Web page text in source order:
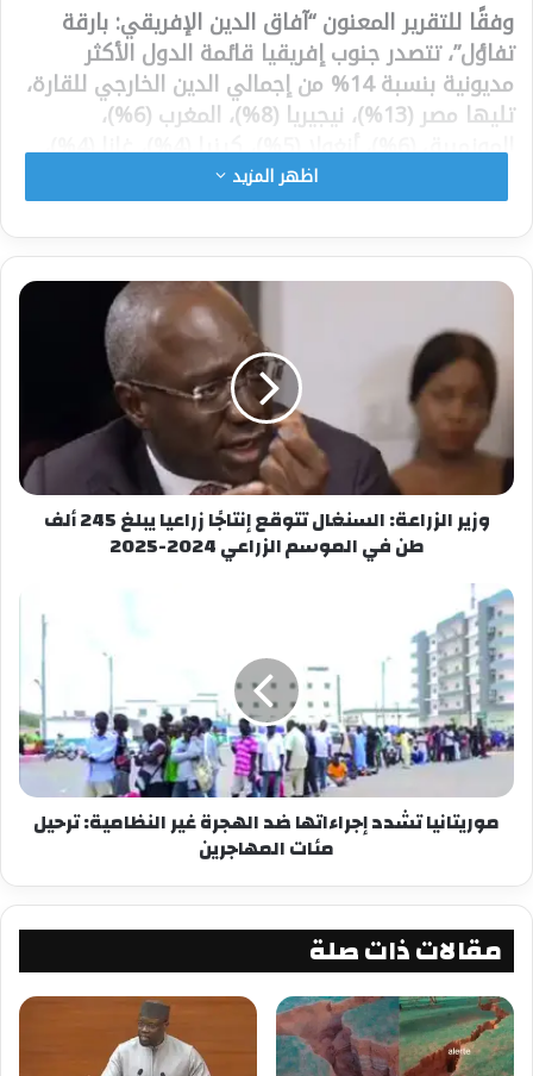
وفقًا للتقرير المعنون “آفاق الدين الإفريقي: بارقة
تفاؤل”، تتصدر جنوب إفريقيا قائمة الدول الأكثر
مديونية بنسبة 14% من إجمالي الدين الخارجي للقارة،
تليها مصر (13%)، نيجيريا (8%)، المغرب (6%)،
الموزمبيق (6%)، أنغولا (5%)، كينيا (4%)، غانا (4%)،
وأوضح التقرير أن تفاقم الديون الخارجية الإفريقية
يرجع إلى ضعف الأسواق المالية المحلية، وارتفاع
أسعار الفائدة عالميًا، والطلب المتزايد على العملات
الأجنبية لتمويل الواردات.
1.16 تريليون دولار دين خارجي في 2023… والرقم
مرشح للارتفاع
منذ الأزمة المالية العالمية عام 2008، شهدت الديون
الخارجية لإفريقيا ارتفاعًا قياسيًا، حيث بلغت 1.16
تريليون دولار في 2023، ما يمثل 60% من إجمالي
الدين العام في القارة. ويتوقع أن يرتفع هذا الرقم
تريليون دولار بحلول 2028.
كما أشار التقرير إلى أن نسبة الدين إلى الناتج المحلي
الإجمالي في إفريقيا قفزت بمقدار 39.3 نقطة منذ
2008، لتصل إلى 71.7% في 2023، مما يعكس مدى
تفاقم المديونية.
حلول مقترحة لمواجهة الأزمة
أوصى التقرير بعدة إجراءات لتحسين إدارة الديون في
إفريقيا، من أبرزها:
تحسين التحصيل الضريبي، لا سيما عبر تعزيز
الرقمنة وجباية ضريبة القيمة المضافة (TVA).
اظهر المزيد
وزير الزراعة: السنغال تتوقع إنتاجًا زراعيا يبلغ 245 ألف
طن في الموسم الزراعي 2024-2025
موريتانيا تشدد إجراءاتها ضد الهجرة غير النظامية: ترحيل
مئات المهاجرين
مقالات ذات صلة